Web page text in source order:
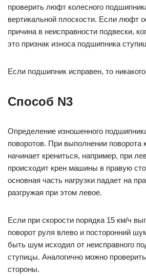
проверить люфт колесного
вертикальной плоскости. Если люфт
причина в неисправности подвески,
это признак износа подшипника
Если подшипник исправен, то
Способ N3
Определение изношенного
поворотов. При выполнении поворота
начинает крениться, например, при
происходит крен машины в правую
основная часть нагрузки падает на
разгружая при этом левое.
Если при скорости порядка 15 км/ч
поворот руля влево и посторонний
быть шум исходил от неисправного
ступицы. Аналогично можно
стороны.